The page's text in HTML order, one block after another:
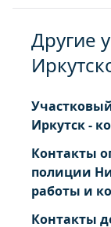
Другие
Иркутск -
Контакты
полиции
работы и
Контакты